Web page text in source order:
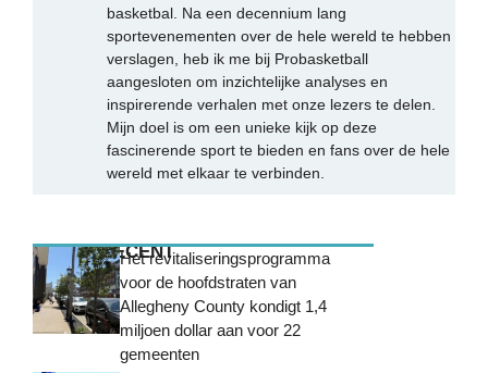
basketbal. Na een decennium lang
sportevenementen over de hele wereld te hebben
verslagen, heb ik me bij Probasketball
aangesloten om inzichtelijke analyses en
inspirerende verhalen met onze lezers te delen.
Mijn doel is om een unieke kijk op deze
fascinerende sport te bieden en fans over de hele
wereld met elkaar te verbinden.
MEEST RECENTHet revitaliseringsprogramma
voor de hoofdstraten van
Allegheny County kondigt 1,4
miljoen dollar aan voor 22
gemeenten